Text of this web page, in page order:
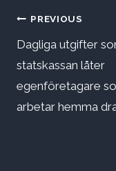
PREVIOUS
Dagliga utgifter
statskassan låter
egenföretagare
arbetar hemma